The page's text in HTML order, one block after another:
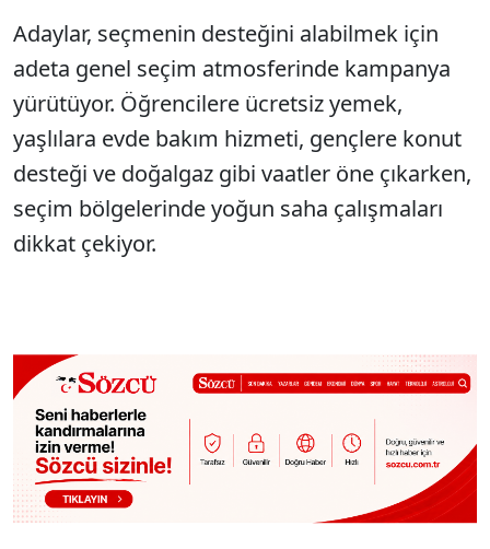
Adaylar, seçmenin desteğini alabilmek için
adeta genel seçim atmosferinde kampanya
yürütüyor. Öğrencilere ücretsiz yemek,
yaşlılara evde bakım hizmeti, gençlere konut
desteği ve doğalgaz gibi vaatler öne çıkarken,
seçim bölgelerinde yoğun saha çalışmaları
dikkat çekiyor.